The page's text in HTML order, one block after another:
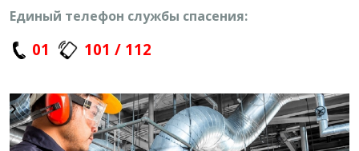
Единый телефон службы спасения:
01 101 / 112